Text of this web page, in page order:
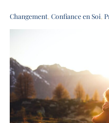
Changement, Confiance en Soi,
(Vraiment)
Ta
Vie